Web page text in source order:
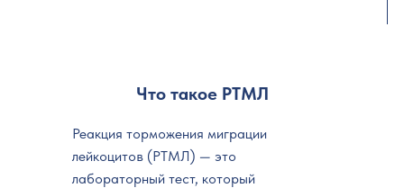
Что такое РТМЛ
Реакция торможения миграции
лейкоцитов (РТМЛ) — это
лабораторный тест, который